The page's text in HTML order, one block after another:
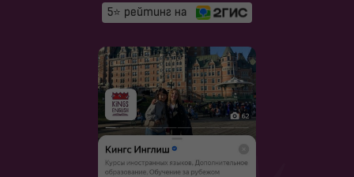
5⭐ рейтинг на